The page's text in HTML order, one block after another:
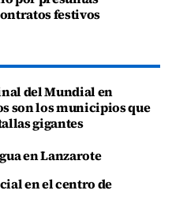
festivos
del Mundial en
son los municipios que
gigantes
en Lanzarote
en el centro de